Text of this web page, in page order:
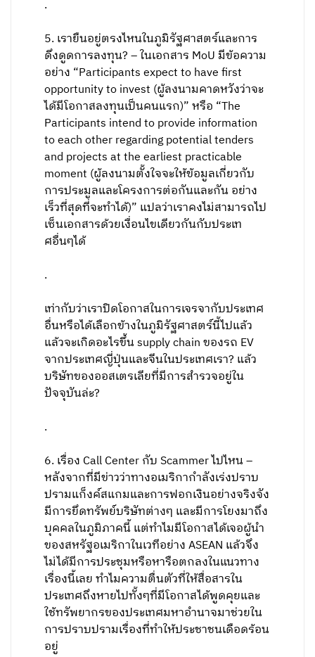
.
5. เรายืนอยู่ตรงไหนในภูมิรัฐศาสตร์และการ
ดึงดูดการลงทุน? – ในเอกสาร MoU มีข้อความ
อย่าง “Participants expect to have first
opportunity to invest (ผู้ลงนามคาดหวังว่าจะ
ได้มีโอกาสลงทุนเป็นคนแรก)” หรือ “The
Participants intend to provide information
to each other regarding potential tenders
and projects at the earliest practicable
moment (ผู้ลงนามตั้งใจจะให้ข้อมูลเกี่ยวกับ
การประมูลและโครงการต่อกันและกัน อย่าง
เร็วที่สุดที่จะทำได้)” แปลว่าเราคงไม่สามารถไป
เซ็นเอกสารด้วยเงื่อนไขเดียวกันกับประเท
ศอื่นๆได้
.
เท่ากับว่าเราปิดโอกาสในการเจรจากับประเทศ
อื่นหรือได้เลือกข้างในภูมิรัฐศาสตร์นี้ไปแล้ว
แล้วจะเกิดอะไรขึ้น supply chain ของรถ EV
จากประเทศญี่ปุ่นและจีนในประเทศเรา? แล้ว
บริษัทของออสเตรเลียที่มีการสำรวจอยู่ใน
ปัจจุบันล่ะ?
.
6. เรื่อง Call Center กับ Scammer ไปไหน –
หลังจากที่มีข่าวว่าทางอเมริกากำลังเร่งปราบ
ปรามแก็งค์สแกมและการฟอกเงินอย่างจริงจัง
มีการยึดทรัพย์บริษัทต่างๆ และมีการโยงมาถึง
บุคคลในภูมิภาคนี้ แต่ทำไมมีโอกาสได้เจอผู้นำ
ของสหรัฐอเมริกาในเวทีอย่าง ASEAN แล้วจึง
ไม่ได้มีการประชุมหรือหารือตกลงในแนวทาง
เรื่องนี้เลย ทำไมความตื่นตัวที่ให้สื่อสารใน
ประเทศถึงหายไปทั้งๆที่มีโอกาสได้พูดคุยและ
ใช้ทรัพยากรของประเทศมหาอำนาจมาช่วยใน
การปราบปรามเรื่องที่ทำให้ประชาชนเดือดร้อน
อยู่